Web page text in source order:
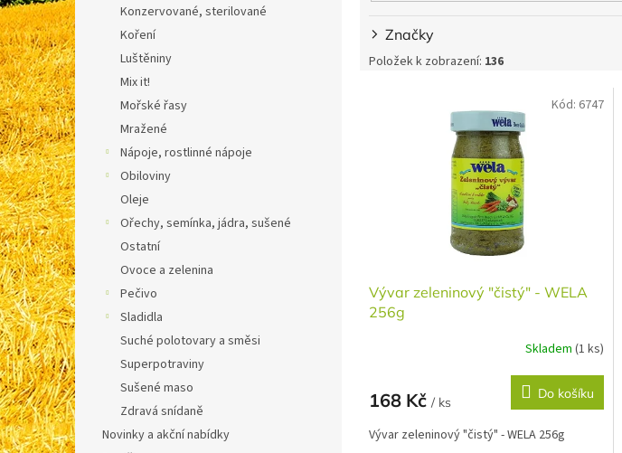
Konzervované, sterilované
Koření
Luštěniny
Mix it!
Mořské řasy
Mražené
Nápoje, rostlinné nápoje
Obiloviny
Oleje
Ořechy, semínka, jádra, sušené
Ostatní
Ovoce a zelenina
Pečivo
Sladidla
Suché polotovary a směsi
Superpotraviny
Sušené maso
Zdravá snídaně
Novinky a akční nabídky
Značky
Položek k zobrazení: 136
Vývar zeleninový "čistý" - WELA
256g
Skladem (1 ks)
168 Kč / ks
Do košíku
Vývar zeleninový "čistý" - WELA 256g
Kód: 6747